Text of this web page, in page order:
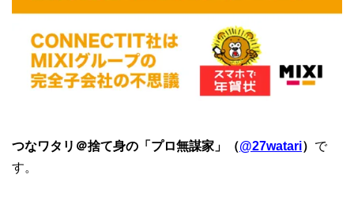
つなワタリ＠捨て身の「プロ無謀家」（@27watari） で
す。